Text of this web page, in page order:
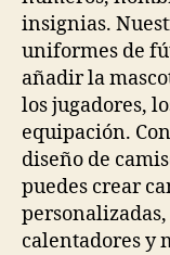
insignias.
uniformes de
añadir la
los jugadores,
equipación.
diseño de
puedes crear
calentadores y